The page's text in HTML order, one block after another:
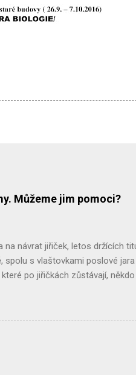
Můžeme jim pomoci?
návrat jiřiček, letos držících
s vlaštovkami poslové
po jiřičkách zůstávají, někdo
tolerantní, všímejte si jich a
v rámci kampaně Pták roku
ČASOPIS PTÁK ROKU